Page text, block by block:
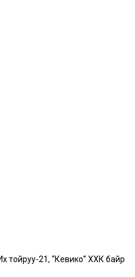
тойруу-21, “Кевико” ХХК байр